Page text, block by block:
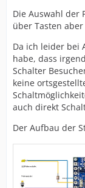
Die Auswahl der
über Tasten
Da ich leider bei
habe, dass
Schalter
keine
auch direkt
Der Aufbau der